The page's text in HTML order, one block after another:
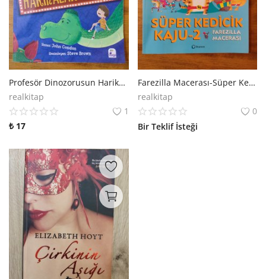
Profesör Dinozorusun Harikalar Diyarı
realkitap
1
₺ 17
Farezilla Macerası-Süper Kedicik Kaju 2
realkitap
0
Bir Teklif İsteği